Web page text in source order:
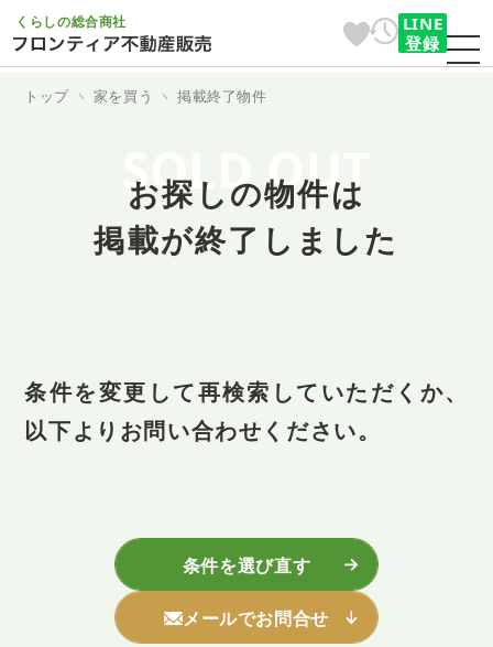
くらしの総合商社
LINE
登録
トップ 家を買う 掲載終了物件
SOLD OUT
お探しの物件は
掲載が終了しました
条件を変更して再検索していただくか、
以下よりお問い合わせください。
条件を選び直す
メールでお問合せ